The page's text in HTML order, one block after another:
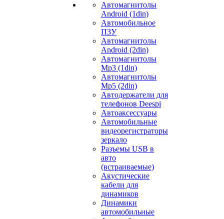
Автомагнитолы
Android (1din)
Автомобильное
ПЗУ
Автомагнитолы
Android (2din)
Автомагнитолы
Mp3 (1din)
Автомагнитолы
Mp5 (2din)
Автодержатели для
телефонов Deespi
Автоаксессуары
Автомобильные
видеорегистраторы
зеркало
Разъемы USB в
авто
(встраиваемые)
Акустические
кабели для
динамиков
Динамики
автомобильные